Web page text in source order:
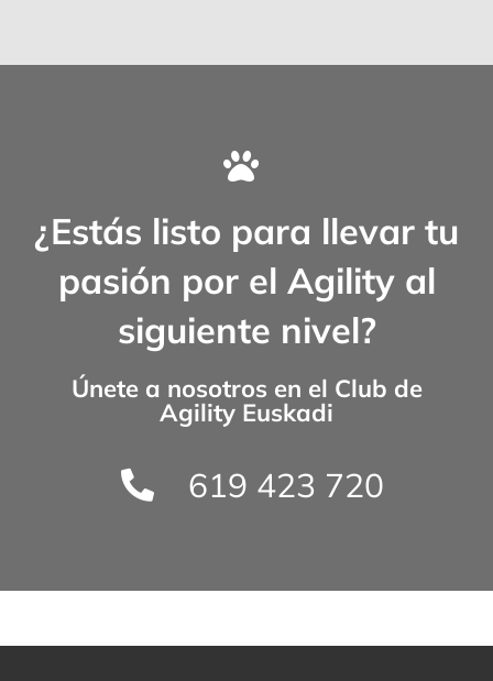
¿Estás listo para llevar tu
pasión por el Agility al
siguiente nivel?
Únete a nosotros en el Club de
Agility Euskadi
619 423 720